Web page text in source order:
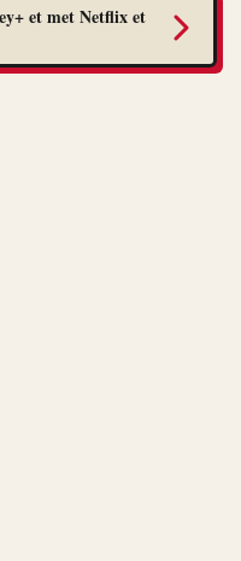
et met Netflix et